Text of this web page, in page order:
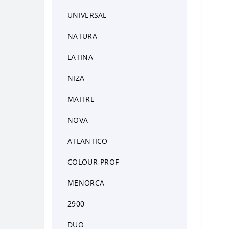
UNIVERSAL
NATURA
LATINA
NIZA
MAITRE
NOVA
ATLANTICO
COLOUR-PROF
MENORCA
2900
DUO